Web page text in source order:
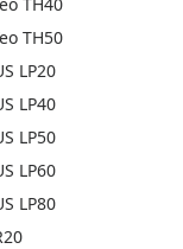
TH50
LP20
LP40
LP50
LP60
LP80